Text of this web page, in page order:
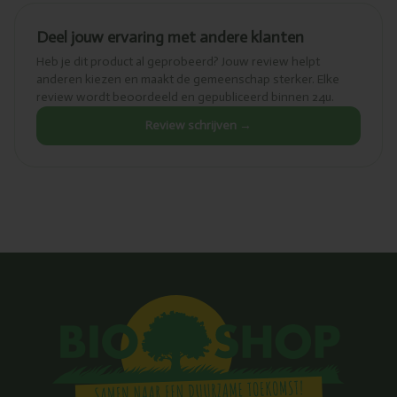
Deel jouw ervaring met andere klanten
Heb je dit product al geprobeerd? Jouw review helpt
anderen kiezen en maakt de gemeenschap sterker. Elke
review wordt beoordeeld en gepubliceerd binnen 24u.
Review schrijven →